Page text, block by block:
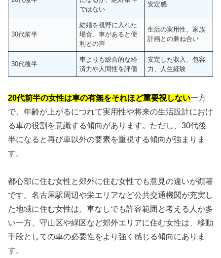
ではない
安定感
30代前半
結婚を視野に入れた
場合、車があると便
利との声
生活の実用性、家族
計画との兼ね合い
30代後半
車よりも総合的な経
済力や人間性を評価
安定した収入、包容
力、人生経験
20代前半の女性は車の有無をそれほど重要視しない一方
で、年齢が上がるにつれて実用性や将来の生活設計におけ
る車の役割を意識する傾向があります。ただし、30代後
半になると再び車以外の要素を重視する傾向が強まりま
す。
都心部に住む女性と郊外に住む女性でも意見の違いが顕著
です。名古屋駅周辺や栄エリアなど公共交通機関が充実し
た地域に住む女性は、車なしでも許容範囲と考える人が多
い一方、守山区や緑区など郊外エリアに住む女性は、移動
手段としての車の必要性をより強く感じる傾向にありま
す。